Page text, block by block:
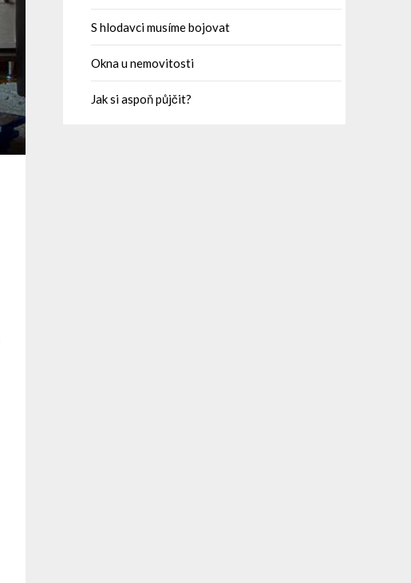
S hlodavci musíme bojovat
Okna u nemovitosti
Jak si aspoň půjčit?